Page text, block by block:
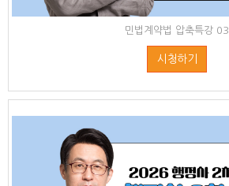
민법계약법 압축특강 03
시청하기